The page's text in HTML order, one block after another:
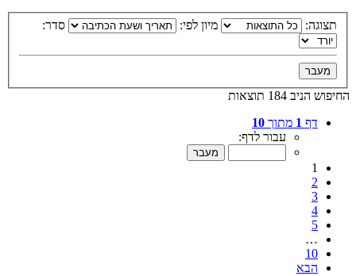
תצוגה: מיון לפי: סדר:
החיפוש הניב 184 תוצאות
דף 1 מתוך 10
עבור לדף:
1
2
3
4
5
…
10
הבא